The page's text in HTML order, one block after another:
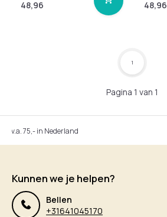
48,96 48,96
Pagina 1 van 1
1
v.a. 75,- in Nederland
Kunnen we je helpen?
Bellen
+31641045170